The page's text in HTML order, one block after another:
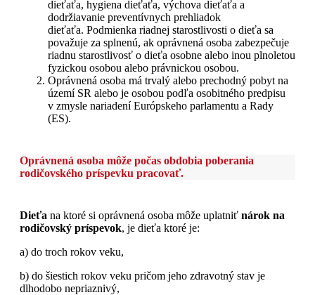
dieťaťa, hygiena dieťaťa, výchova dieťaťa a
dodržiavanie preventívnych prehliadok
dieťaťa. Podmienka riadnej starostlivosti o dieťa sa
považuje za splnenú, ak oprávnená osoba zabezpečuje
riadnu starostlivosť o dieťa osobne alebo inou plnoletou
fyzickou osobou alebo právnickou osobou.
Oprávnená osoba má trvalý alebo prechodný pobyt na
území SR alebo je osobou podľa osobitného predpisu
v zmysle nariadení Európskeho parlamentu a Rady
(ES).
Oprávnená osoba môže počas obdobia poberania
rodičovského príspevku pracovať.
Dieťa na ktoré si oprávnená osoba môže uplatniť nárok na
rodičovský príspevok, je dieťa ktoré je:
a) do troch rokov veku,
b) do šiestich rokov veku pričom jeho zdravotný stav je
dlhodobo nepriaznivý,